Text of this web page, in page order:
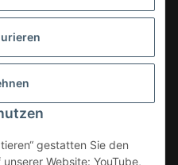
gestatten Sie den
Website: YouTube,